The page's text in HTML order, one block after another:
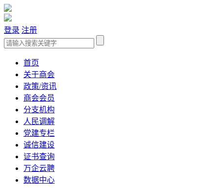
登录 注册
首页
关于商会
政策/资讯
商会会员
分支机构
人民调解
党建专栏
诚信建设
证书查询
万企云聘
数据中心